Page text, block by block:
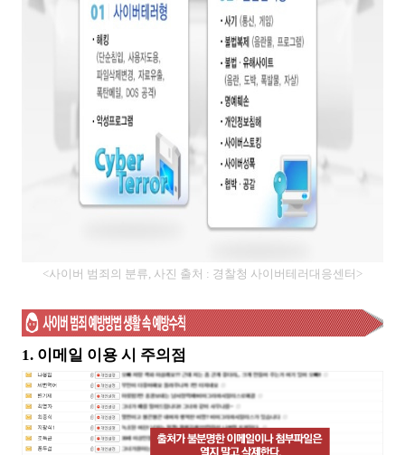
<사이버 범죄의 분류, 사진 출처 : 경찰청 사이버테러대응센터>
1. 이메일 이용 시 주의점